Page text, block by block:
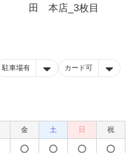
駐車場有 カード可
金 土 日 祝